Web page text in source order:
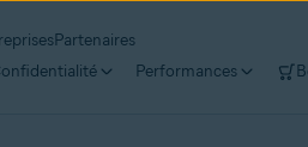
Partenaires
Performances